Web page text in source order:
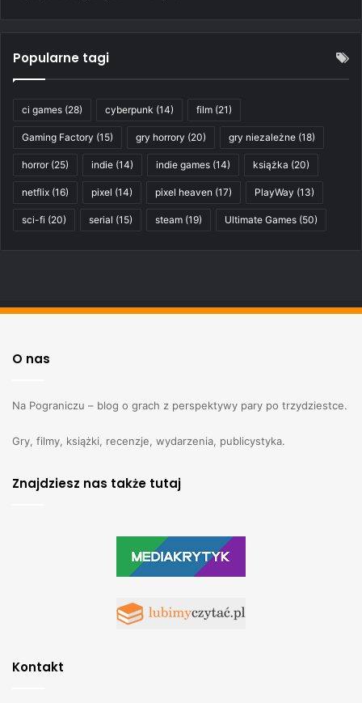
Popularne tagi
ci games (28) cyberpunk (14) film (21)
Gaming Factory (15) gry horrory (20) gry niezależne (18)
horror(25) indie (14) indie games (14) książka (20)
netflix (16) pixel (14) pixel heaven (17) PlayWay (13)
sci-fi (20) serial (15) steam (19) Ultimate Games (50)
O nas
Na Pograniczu – blog o grach z perspektywy pary po trzydziestce.
Gry, filmy, książki, recenzje, wydarzenia, publicystyka.
Znajdziesz nas także tutaj
Kontakt